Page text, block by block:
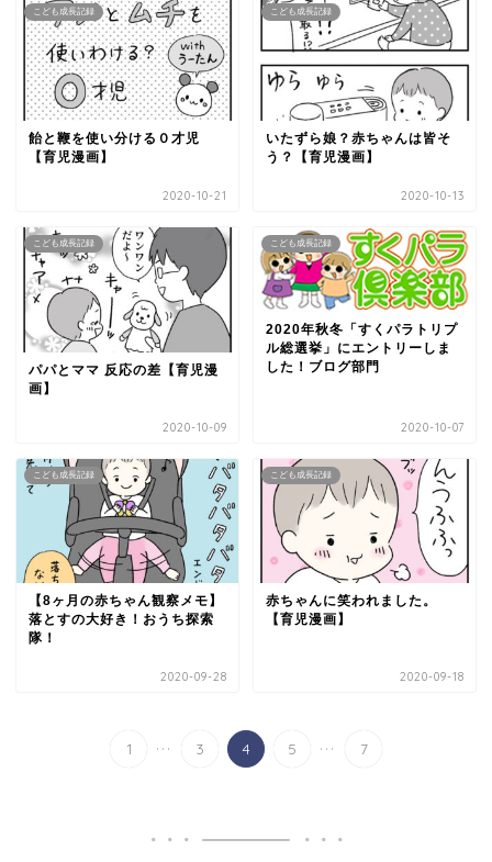
こども成長記録
飴と鞭を使い分ける０才児
【育児漫画】
2020-10-21
こども成長記録
いたずら娘？赤ちゃんは皆そ
う？【育児漫画】
2020-10-13
こども成長記録
パパとママ 反応の差【育児漫
画】
2020-10-09
こども成長記録
2020年秋冬「すくパラトリプ
ル総選挙」にエントリーしま
した！ブログ部門
2020-10-07
こども成長記録
【8ヶ月の赤ちゃん観察メモ】
落とすの大好き！おうち探索
隊！
2020-09-28
こども成長記録
赤ちゃんに笑われました。
【育児漫画】
2020-09-18
1 ... 3 4 5 ... 7